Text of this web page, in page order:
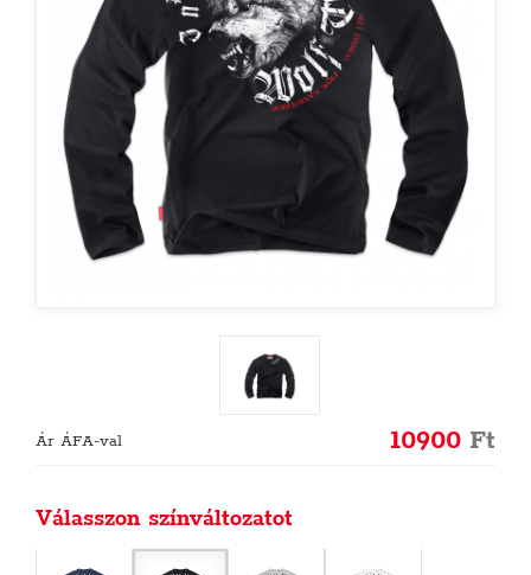
Ár ÁFA-val 10900 Ft
Válasszon színváltozatot